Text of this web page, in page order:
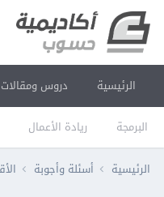
الرئيسية دروس ومقالات
البرمجة ريادة الأعمال
الرئيسية أسئلة وأجوبة